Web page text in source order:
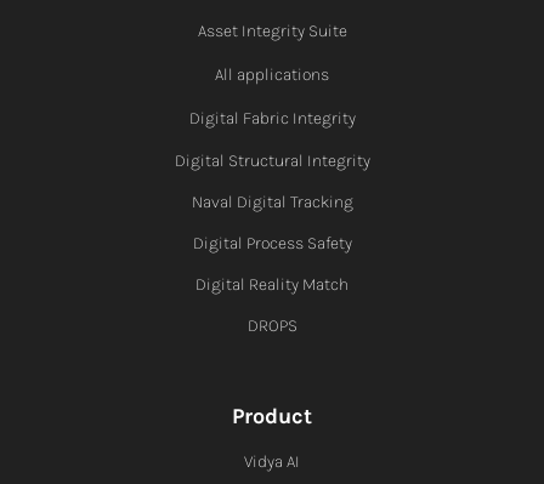
Asset Integrity Suite
All applications
Digital Fabric Integrity
Digital Structural Integrity
Naval Digital Tracking
Digital Process Safety
Digital Reality Match
DROPS
Product
Vidya AI